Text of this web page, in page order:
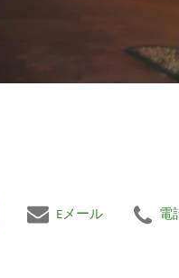
Eメール 電